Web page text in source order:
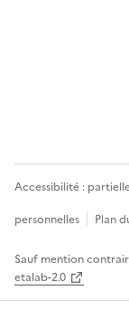
Accessibilité :
personnelles
Plan
Sauf mention
etalab-2.0